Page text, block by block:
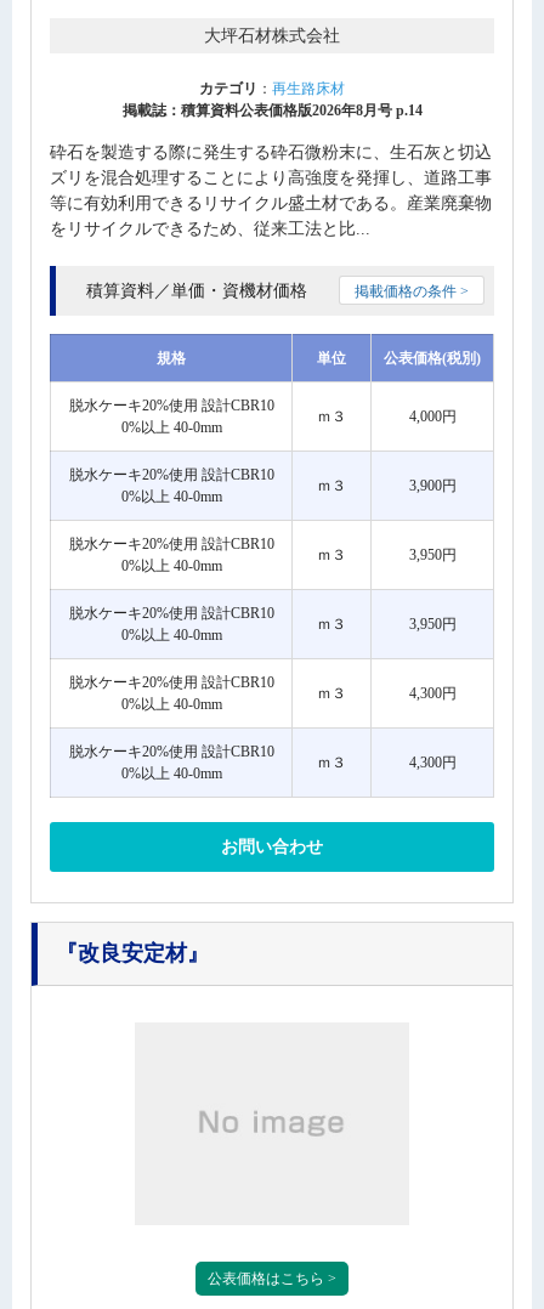
大坪石材株式会社
カテゴリ ： 再生路床材
掲載誌：積算資料公表価格版2026年8月号 p.14
砕石を製造する際に発生する砕石微粉末に、生石灰と切込
ズリを混合処理することにより高強度を発揮し、道路工事
等に有効利用できるリサイクル盛土材である。産業廃棄物
をリサイクルできるため、従来工法と比...
積算資料／単価・資機材価格 掲載価格の条件 >
規格 単位 公表価格(税別)
脱水ケーキ20%使用 設計CBR10
0%以上 40-0mm
ｍ３ 4,000円
脱水ケーキ20%使用 設計CBR10
0%以上 40-0mm
ｍ３ 3,900円
脱水ケーキ20%使用 設計CBR10
0%以上 40-0mm
ｍ３ 3,950円
脱水ケーキ20%使用 設計CBR10
0%以上 40-0mm
ｍ３ 3,950円
脱水ケーキ20%使用 設計CBR10
0%以上 40-0mm
ｍ３ 4,300円
脱水ケーキ20%使用 設計CBR10
0%以上 40-0mm
ｍ３ 4,300円
お問い合わせ
『改良安定材』
公表価格はこちら >